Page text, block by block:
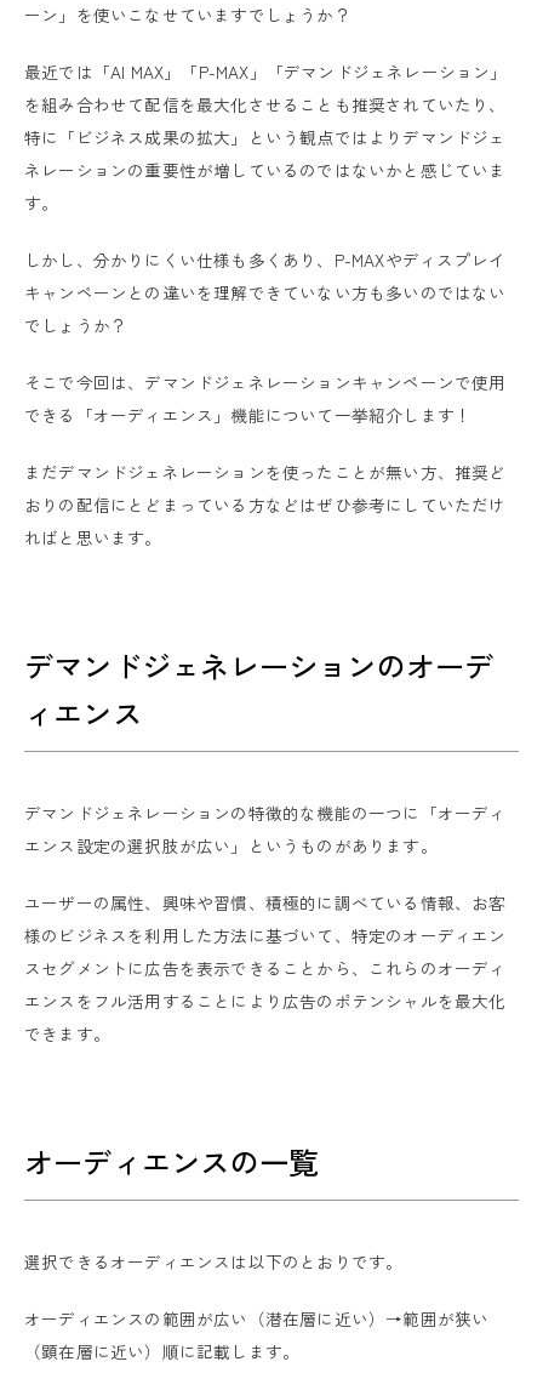
ーン」を使いこなせていますでしょうか？
最近では「AI MAX」「P-MAX」「デマンドジェネレーション」
を組み合わせて配信を最大化させることも推奨されていたり、
特に「ビジネス成果の拡大」という観点ではよりデマンドジェ
ネレーションの重要性が増しているのではないかと感じていま
す。
しかし、分かりにくい仕様も多くあり、P-MAXやディスプレイ
キャンペーンとの違いを理解できていない方も多いのではない
でしょうか？
そこで今回は、デマンドジェネレーションキャンペーンで使用
できる「オーディエンス」機能について一挙紹介します！
まだデマンドジェネレーションを使ったことが無い方、推奨ど
おりの配信にとどまっている方などはぜひ参考にしていただけ
ればと思います。
デマンドジェネレーションのオーデ
ィエンス
デマンドジェネレーションの特徴的な機能の一つに「オーディ
エンス設定の選択肢が広い」というものがあります。
ユーザーの属性、興味や習慣、積極的に調べている情報、お客
様のビジネスを利用した方法に基づいて、特定のオーディエン
スセグメントに広告を表示できることから、これらのオーディ
エンスをフル活用することにより広告のポテンシャルを最大化
できます。
オーディエンスの一覧
選択できるオーディエンスは以下のとおりです。
オーディエンスの範囲が広い（潜在層に近い）→範囲が狭い
（顕在層に近い）順に記載します。